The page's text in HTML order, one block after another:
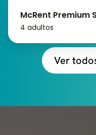
McRent Premium
4 adultos
Ver